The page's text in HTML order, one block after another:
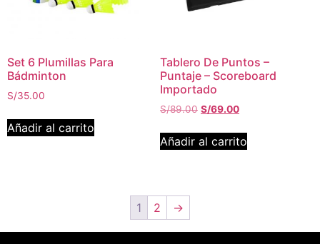
Set 6 Plumillas Para
Bádminton
S/35.00
Añadir al carrito
Tablero De Puntos –
Puntaje – Scoreboard
Importado
S/89.00 S/69.00
Añadir al carrito
1 2 →